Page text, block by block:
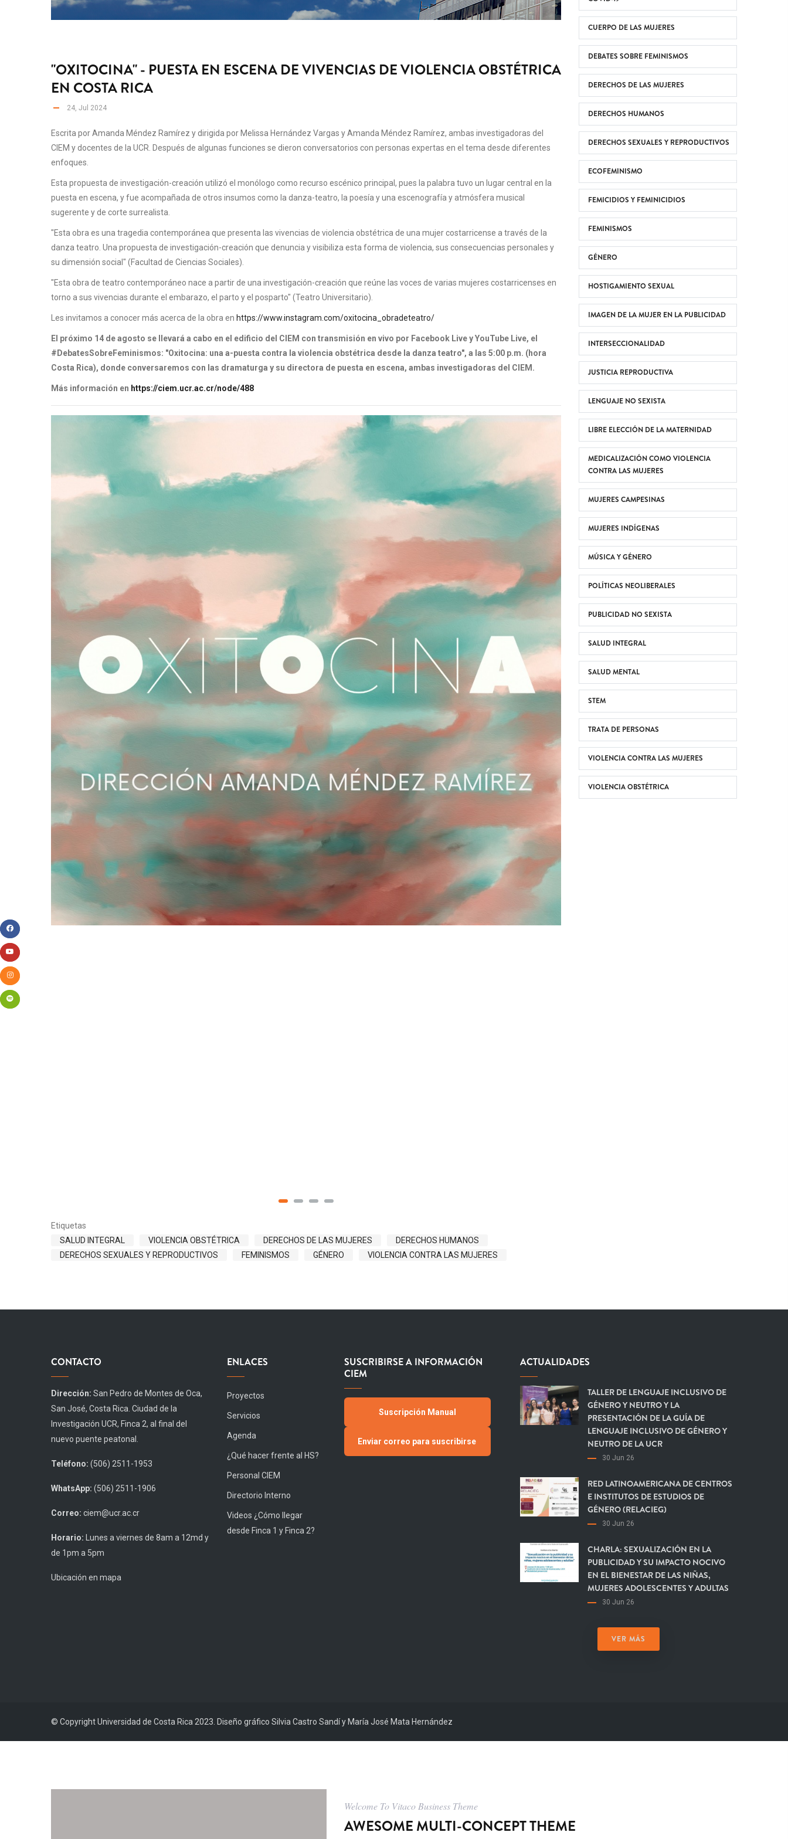
"OXITOCINA" - PUESTA EN ESCENA DE VIVENCIAS DE VIOLENCIA OBSTÉTRICA
EN COSTA RICA
24, Jul 2024
Escrita por Amanda Méndez Ramírez y dirigida por Melissa Hernández Vargas y Amanda Méndez Ramírez, ambas investigadoras del
CIEM y docentes de la UCR. Después de algunas funciones se dieron conversatorios con personas expertas en el tema desde diferentes
enfoques.
Esta propuesta de investigación-creación utilizó el monólogo como recurso escénico principal, pues la palabra tuvo un lugar central en la
puesta en escena, y fue acompañada de otros insumos como la danza-teatro, la poesía y una escenografía y atmósfera musical
sugerente y de corte surrealista.
"Esta obra es una tragedia contemporánea que presenta las vivencias de violencia obstétrica de una mujer costarricense a través de la
danza teatro. Una propuesta de investigación-creación que denuncia y visibiliza esta forma de violencia, sus consecuencias personales y
su dimensión social" (Facultad de Ciencias Sociales).
"Esta obra de teatro contemporáneo nace a partir de una investigación-creación que reúne las voces de varias mujeres costarricenses en
torno a sus vivencias durante el embarazo, el parto y el posparto" (Teatro Universitario).
Les invitamos a conocer más acerca de la obra en https://www.instagram.com/oxitocina_obradeteatro/
El próximo 14 de agosto se llevará a cabo en el edificio del CIEM con transmisión en vivo por Facebook Live y YouTube Live, el
# DebatesSobreFeminismos: "Oxitocina: una a-puesta contra la violencia obstétrica desde la danza teatro", a las 5:00 p.m. (hora
Costa Rica), donde conversaremos con las dramaturga y su directora de puesta en escena, ambas investigadoras del CIEM.
Más información en https://ciem.ucr.ac.cr/node/488
Etiquetas
SALUD INTEGRAL
VIOLENCIA OBSTÉTRICA DERECHOS DE LAS MUJERES
DERECHOS HUMANOS
DERECHOS SEXUALES Y REPRODUCTIVOS
FEMINISMOS GÉNERO VIOLENCIA CONTRA LAS MUJERES
CUERPO DE LAS MUJERES
DEBATES SOBRE FEMINISMOS
DERECHOS DE LAS MUJERES
DERECHOS HUMANOS
DERECHOS SEXUALES Y REPRODUCTIVOS
ECOFEMINISMO
FEMICIDIOS Y FEMINICIDIOS
FEMINISMOS
GÉNERO
HOSTIGAMIENTO SEXUAL
IMAGEN DE LA MUJER EN LA PUBLICIDAD
INTERSECCIONALIDAD
JUSTICIA REPRODUCTIVA
LENGUAJE NO SEXISTA
LIBRE ELECCIÓN DE LA MATERNIDAD
MEDICALIZACIÓN COMO VIOLENCIA
CONTRA LAS MUJERES
MUJERES CAMPESINAS
MUJERES INDÍGENAS
MÚSICA Y GÉNERO
POLÍTICAS NEOLIBERALES
PUBLICIDAD NO SEXISTA
SALUD INTEGRAL
SALUD MENTAL
STEM
TRATA DE PERSONAS
VIOLENCIA CONTRA LAS MUJERES
VIOLENCIA OBSTÉTRICA
CONTACTO
Dirección: San Pedro de Montes de Oca,
San José, Costa Rica. Ciudad de la
Investigación UCR, Finca 2, al final del
nuevo puente peatonal.
Teléfono: (506) 2511-1953
WhatsApp: (506) 2511-1906
Correo: ciem@ucr.ac.cr
Horario: Lunes a viernes de 8am a 12md y
de 1pm a 5pm
Ubicación en mapa
ENLACES
Proyectos
Servicios
Agenda
¿Qué hacer frente al HS?
Personal CIEM
Directorio Interno
Videos ¿Cómo llegar
desde Finca 1 y Finca 2?
SUSCRIBIRSE A INFORMACIÓN
CIEM
Suscripción Manual
Enviar correo para suscribirse
ACTUALIDADES
TALLER DE LENGUAJE INCLUSIVO DE
GÉNERO Y NEUTRO Y LA
PRESENTACIÓN DE LA GUÍA DE
LENGUAJE INCLUSIVO DE GÉNERO Y
NEUTRO DE LA UCR
30 Jun 26
RED LATINOAMERICANA DE CENTROS
E INSTITUTOS DE ESTUDIOS DE
GÉNERO (RELACIEG)
30 Jun 26
CHARLA: SEXUALIZACIÓN EN LA
PUBLICIDAD Y SU IMPACTO NOCIVO
EN EL BIENESTAR DE LAS NIÑAS,
MUJERES ADOLESCENTES Y ADULTAS
30 Jun 26
VER MÁS
© Copyright Universidad de Costa Rica 2023. Diseño gráfico Silvia Castro Sandí y María José Mata Hernández
Welcome To Vitaco Business Theme
AWESOME MULTI-CONCEPT THEME